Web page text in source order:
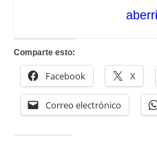
Comparte esto:
Facebook X
Correo electrónico